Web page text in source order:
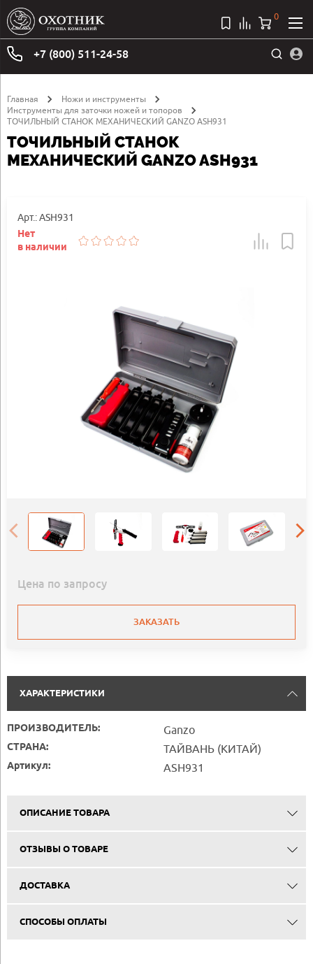
+7 (800) 511-24-58
0
Главная
Ножи и инструменты
Инструменты для заточки ножей и топоров
ТОЧИЛЬНЫЙ СТАНОК МЕХАНИЧЕСКИЙ GANZO ASH931
ТОЧИЛЬНЫЙ СТАНОК
МЕХАНИЧЕСКИЙ GANZO ASH931
Арт.: ASH931
Нет
в наличии
Цена по запросу
ЗАКАЗАТЬ
ХАРАКТЕРИСТИКИ
ПРОИЗВОДИТЕЛЬ: Ganzo
СТРАНА: ТАЙВАНЬ (КИТАЙ)
Артикул: ASH931
ОПИСАНИЕ ТОВАРА
ОТЗЫВЫ О ТОВАРЕ
ДОСТАВКА
СПОСОБЫ ОПЛАТЫ